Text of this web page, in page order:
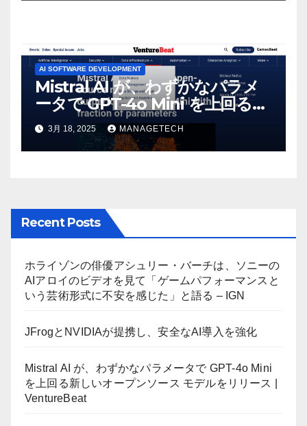
AI SOFTWARE DEVELOPMENT
Mistral AI が、わずかなパラメ
ータで GPT-4o Mini を上回る新
しいオープンソース モデルをリ
リース | VentureBeat
3月 18, 2025 MANAGETECH
Recent Posts
ホライゾンの俳優アシュリー・バーチは、ソニーの
AIアロイのビデオを見て「ゲームパフォーマンスと
いう芸術形式に不安を感じた」と語る – IGN
JFrogとNVIDIAが提携し、安全なAI導入を強化
Mistral AI が、わずかなパラメータで GPT-4o Mini
を上回る新しいオープンソース モデルをリリース |
VentureBeat